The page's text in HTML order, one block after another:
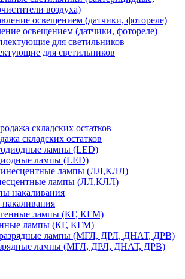
воздуха)
освещением (датчики, фотореле)
для светильников
складских остатков
лампы (LED)
лампы (ЛЛ,КЛЛ)
лампы (КГ, КГМ)
лампы (МГЛ, ДРЛ, ДНАТ, ДРВ)